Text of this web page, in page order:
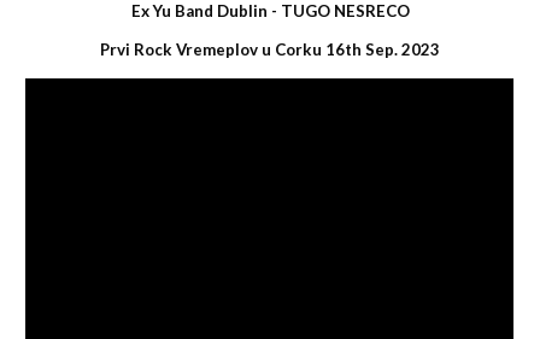
Ex Yu Band Dublin - TUGO NESRECO
Prvi Rock Vremeplov u Corku 16th Sep. 2023